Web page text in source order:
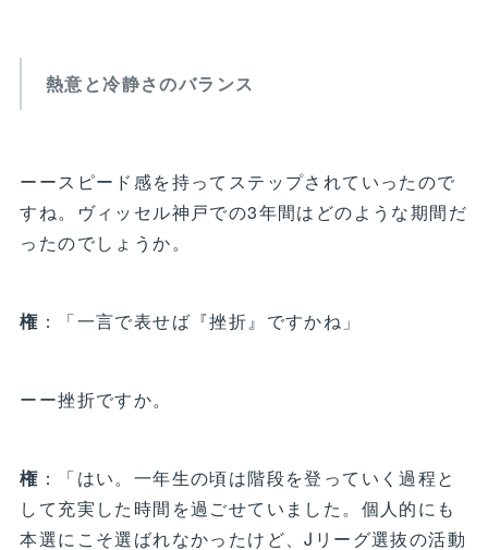
熱意と冷静さのバランス
ーースピード感を持ってステップされていったので
すね。ヴィッセル神戸での3年間はどのような期間だ
ったのでしょうか。
権 ：「一言で表せば『挫折』ですかね」
ーー挫折ですか。
権 ：「はい。一年生の頃は階段を登っていく過程と
して充実した時間を過ごせていました。個人的にも
本選にこそ選ばれなかったけど、Jリーグ選抜の活動